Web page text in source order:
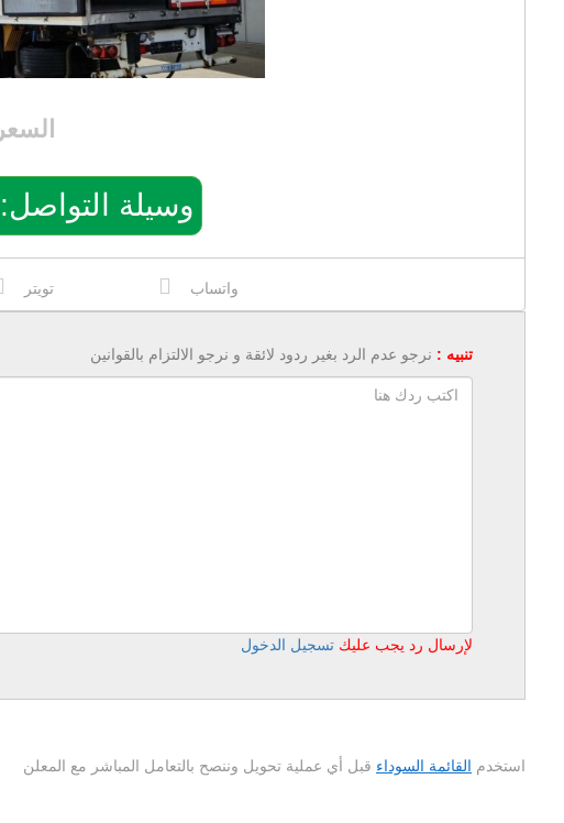
السعر
وسيلة التواصل: 0509313043
واتساب تويتر
تنبيه : نرجو عدم الرد بغير ردود لائقة و نرجو الالتزام بالقوانين
لإرسال رد يجب عليكتسجيل الدخول
استخدم القائمة السوداء قبل أي عملية تحويل وننصح بالتعامل المباشر مع المعلن